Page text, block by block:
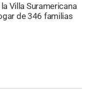
Villa Suramericana
de 346 familias